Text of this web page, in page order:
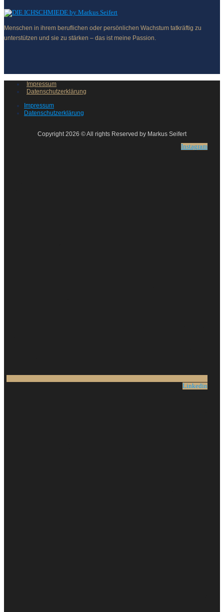
Menschen in ihrem beruflichen oder persönlichen Wachstum tatkräftig zu
unterstützen und sie zu stärken – das ist meine Passion.
Impressum
Datenschutzerklärung
Impressum
Datenschutzerklärung
Copyright 2026 © All rights Reserved by Markus Seifert
Instagram
Linkedin